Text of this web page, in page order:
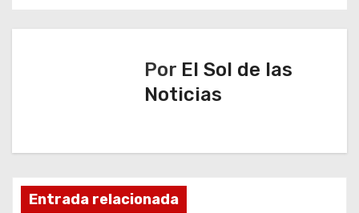
a
d
Por El Sol de las
Noticias
Entrada relacionada